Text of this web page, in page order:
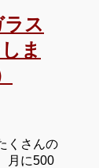
ス
ま
くさんの
月に500